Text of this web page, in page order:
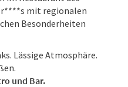
mit regionalen
Besonderheiten
Lässige Atmosphäre.
und Bar.